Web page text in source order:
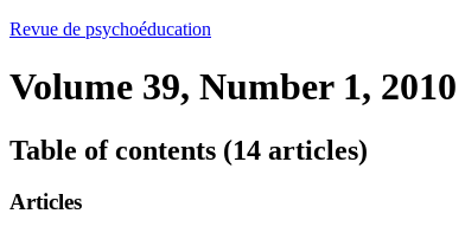
Revue de psychoéducation
Volume 39, Number 1, 2010
Table of contents (14 articles)
Articles